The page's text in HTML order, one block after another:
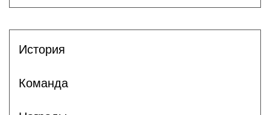
История
Команда